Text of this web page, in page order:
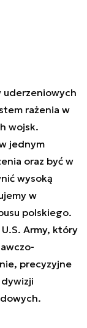
uderzeniowych
rażenia w
wojsk.
jednym
oraz być w
wysoką
w
polskiego.
Army, który
precyzyjne